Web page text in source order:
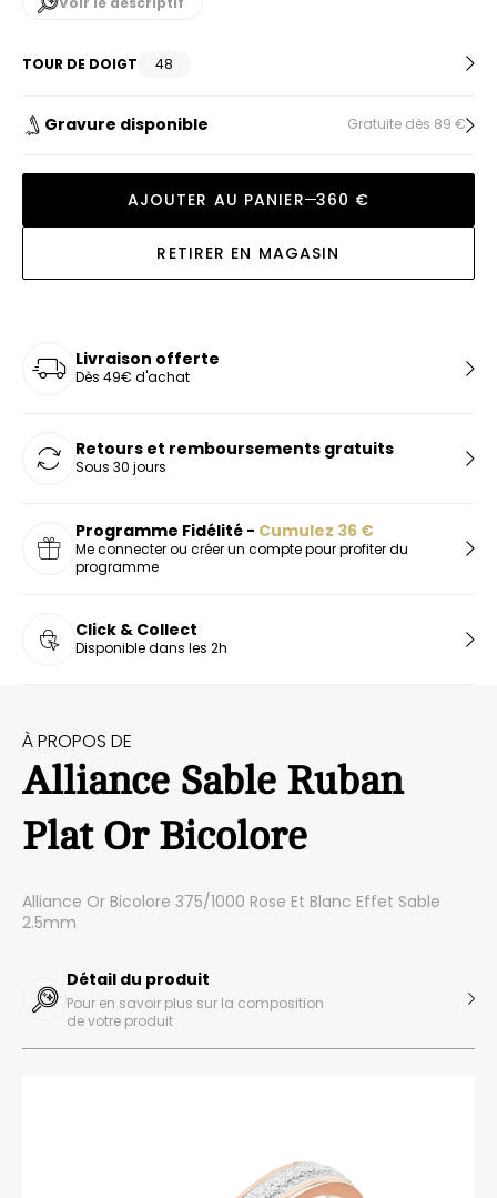
TOUR DE DOIGT 48
Gravure disponible Gratuite dès 89 €
AJOUTER AU PANIER 360 €
RETIRER EN MAGASIN
Livraison offerte
Dès 49€ d'achat
Retours et remboursements gratuits
Sous 30 jours
Programme Fidélité - Cumulez 36 €
Me connecter ou créer un compte pour profiter du
programme
Click & Collect
Disponible dans les 2h
À PROPOS DE
Alliance Sable Ruban
Plat Or Bicolore
Alliance Or Bicolore 375/1000 Rose Et Blanc Effet Sable
2.5mm
Détail du produit
Pour en savoir plus sur la composition
de votre produit